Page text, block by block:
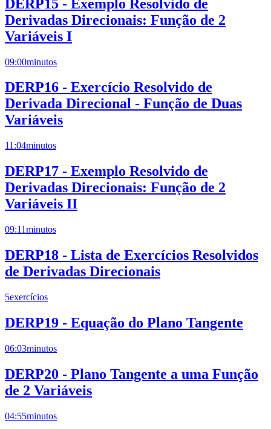
DERP15 - Exemplo Resolvido de
Derivadas Direcionais: Função de 2
Variáveis I
09:00minutos
DERP16 - Exercício Resolvido de
Derivada Direcional - Função de Duas
Variáveis
11:04minutos
DERP17 - Exemplo Resolvido de
Derivadas Direcionais: Função de 2
Variáveis II
09:11minutos
DERP18 - Lista de Exercícios Resolvidos
de Derivadas Direcionais
5exercícios
DERP19 - Equação do Plano Tangente
06:03minutos
DERP20 - Plano Tangente a uma Função
de 2 Variáveis
04:55minutos